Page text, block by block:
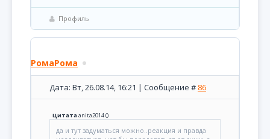
Профиль
РомаРома
Дата: Вт, 26.08.14, 16:21 | Сообщение # 86
Цитатаanita2014()
да и тут задуматься можно..реакция и правда